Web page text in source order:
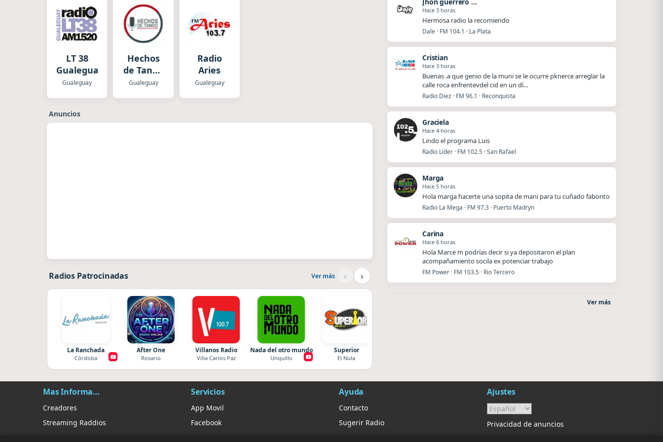
LT 38
Gualeguay
Gualeguay
Hechos
de Tango
Radio
Gualeguay
Radio
Aries
Gualeguay
Anuncios
Radios Patrocinadas Ver más ‹ ›
La Ranchada
Córdoba
After One
Rosario
Villanos Radio
Villa Carlos Paz
Nada del otro mundo
Unquillo
Superior
El Nula
Hace 3 horas
Hermosa radio la recomiendo
Dale · FM 104.1 · La Plata
Cristian
Hace 3 horas
Buenas .a que genio de la muni se le ocurre pknerce arreglar la
calle roca enfrentevdel cid en un dí…
Radio Diez · FM 96.1 · Reconquista
Graciela
Hace 4 horas
Lindo el programa Luis
Radio Líder · FM 102.5 · San Rafael
Marga
Hace 5 horas
Hola marga hacerte una sopita de mani para tu cuñado faborito
Radio La Mega · FM 97.3 · Puerto Madryn
Carina
Hace 6 horas
Hola Marce m podrías decir si ya depositaron el plan
acompañamiento socila ex potenciar trabajo
FM Power · FM 103.5 · Rio Tercero
Ver más
Mas Información
Creadores
Streaming Raddios
Servicios
App Movil
Facebook
Ayuda
Contacto
Sugerir Radio
Ajustes
Privacidad de anuncios